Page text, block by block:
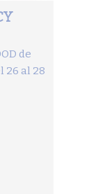
de
26 al 28